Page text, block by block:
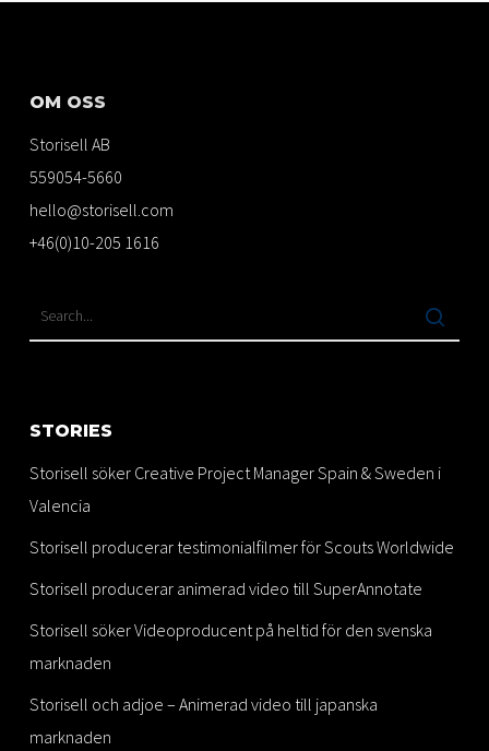
OM OSS
Storisell AB
559054-5660
hello@storisell.com
+46(0)10-205 1616
STORIES
Storisell söker Creative Project Manager Spain & Sweden i
Valencia
Storisell producerar testimonialfilmer för Scouts Worldwide
Storisell producerar animerad video till SuperAnnotate
Storisell söker Videoproducent på heltid för den svenska
marknaden
Storisell och adjoe – Animerad video till japanska
marknaden